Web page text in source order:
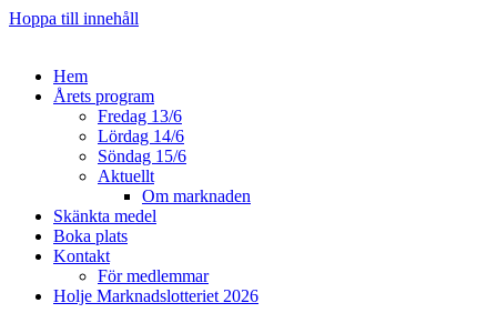
Hoppa till innehåll
Hem
Årets program
Fredag 13/6
Lördag 14/6
Söndag 15/6
Aktuellt
Om marknaden
Skänkta medel
Boka plats
Kontakt
För medlemmar
Holje Marknadslotteriet 2026